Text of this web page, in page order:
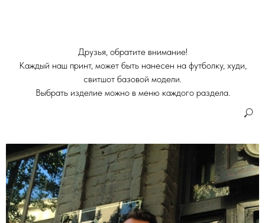
Друзья, обратите внимание!
Каждый наш принт, может быть нанесен на футболку, худи,
свитшот базовой модели.
Выбрать изделие можно в меню каждого раздела.